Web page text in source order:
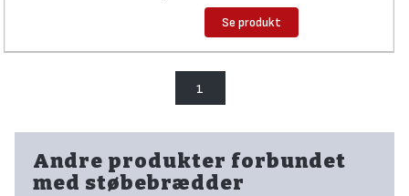
Se produkt
1
Andre produkter forbundet
med støbebrædder